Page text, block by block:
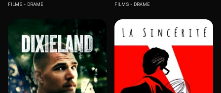
FILMS DRAME FILMS DRAME